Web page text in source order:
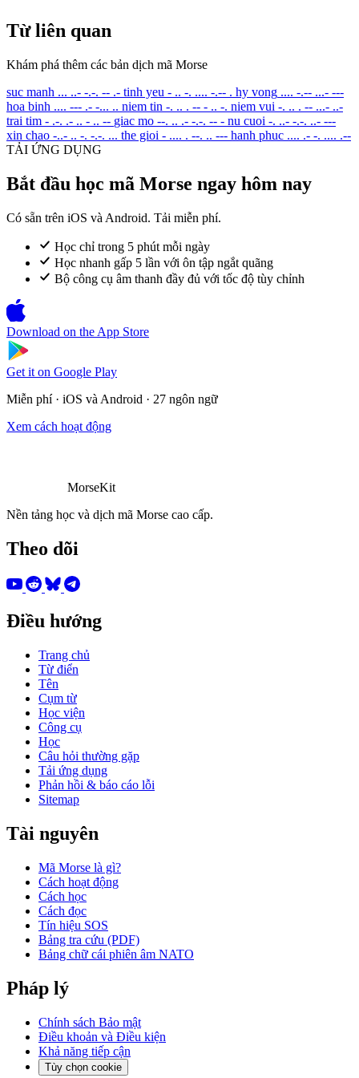
Từ liên quan
Khám phá thêm các bản dịch mã Morse
suc manh ... ..- -.-. -- .- tinh yeu - .. -. .... -.-- . hy vong .... -.-- ...- ---
hoa binh .... --- .- -... .. niem tin -. .. . -- - .. -. niem vui -. .. . -- ...- ..-
trai tim - .-. .- .. - .. -- giac mo --. .. .- -.-. -- - nu cuoi -. ..- -.-. ..- ---
xin chao -..- .. -. -.-. ... the gioi - .... . --. .. --- hanh phuc .... .- -. .... .--
TẢI ỨNG DỤNG
Bắt đầu học mã Morse ngay hôm nay
Có sẵn trên iOS và Android. Tải miễn phí.
Học chỉ trong 5 phút mỗi ngày
Học nhanh gấp 5 lần với ôn tập ngắt quãng
Bộ công cụ âm thanh đầy đủ với tốc độ tùy chỉnh
Download on the App Store
Get it on Google Play
Miễn phí · iOS và Android · 27 ngôn ngữ
Xem cách hoạt động
MorseKit
Nền tảng học và dịch mã Morse cao cấp.
Theo dõi
Điều hướng
Trang chủ
Từ điển
Tên
Cụm từ
Học viện
Công cụ
Học
Câu hỏi thường gặp
Tải ứng dụng
Phản hồi & báo cáo lỗi
Sitemap
Tài nguyên
Mã Morse là gì?
Cách hoạt động
Cách học
Cách đọc
Tín hiệu SOS
Bảng tra cứu (PDF)
Bảng chữ cái phiên âm NATO
Pháp lý
Chính sách Bảo mật
Điều khoản và Điều kiện
Khả năng tiếp cận
Tùy chọn cookie